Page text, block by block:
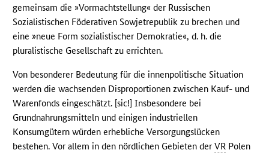
gemeinsam die »Vormachtstellung« der Russischen
Sozialistischen Föderativen Sowjetrepublik zu brechen und
eine »neue Form sozialistischer Demokratie«, d. h. die
pluralistische Gesellschaft zu errichten.
Von besonderer Bedeutung für die innenpolitische Situation
werden die wachsenden Disproportionen zwischen Kauf- und
Warenfonds eingeschätzt. [sic!] Insbesondere bei
Grundnahrungsmitteln und einigen industriellen
Konsumgütern würden erhebliche Versorgungslücken
bestehen. Vor allem in den nördlichen Gebieten derVR Polen